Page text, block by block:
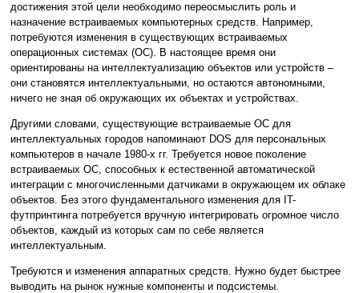
достижения этой цели необходимо переосмыслить роль и
назначение встраиваемых компьютерных средств. Например,
потребуются изменения в существующих встраиваемых
операционных системах (ОС). В настоящее время они
ориентированы на интеллектуализацию объектов или устройств –
они становятся интеллектуальными, но остаются автономными,
ничего не зная об окружающих их объектах и устройствах.
Другими словами, существующие встраиваемые ОС для
интеллектуальных городов напоминают DOS для персональных
компьютеров в начале 1980-х гг. Требуется новое поколение
встраиваемых ОС, способных к естественной автоматической
интеграции с многочисленными датчиками в окружающем их облаке
объектов. Без этого фундаментального изменения для IT-
футпринтинга потребуется вручную интегрировать огромное число
объектов, каждый из которых сам по себе является
интеллектуальным.
Требуются и изменения аппаратных средств. Нужно будет быстрее
выводить на рынок нужные компоненты и подсистемы.